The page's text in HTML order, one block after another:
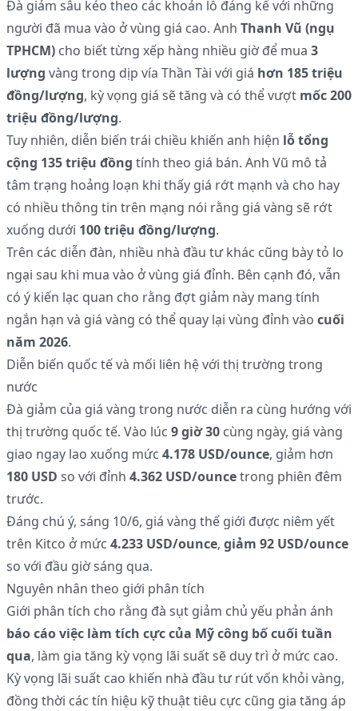
Đà giảm sâu kéo theo các khoản lỗ đáng kể với những
người đã mua vào ở vùng giá cao. Anh Thanh Vũ (ngụ
TPHCM) cho biết từng xếp hàng nhiều giờ để mua 3
lượng vàng trong dịp vía Thần Tài với giá hơn 185 triệu
đồng/lượng, kỳ vọng giá sẽ tăng và có thể vượt mốc 200
triệu đồng/lượng.
Tuy nhiên, diễn biến trái chiều khiến anh hiện lỗ tổng
cộng 135 triệu đồng tính theo giá bán. Anh Vũ mô tả
tâm trạng hoảng loạn khi thấy giá rớt mạnh và cho hay
có nhiều thông tin trên mạng nói rằng giá vàng sẽ rớt
xuống dưới 100 triệu đồng/lượng.
Trên các diễn đàn, nhiều nhà đầu tư khác cũng bày tỏ lo
ngại sau khi mua vào ở vùng giá đỉnh. Bên cạnh đó, vẫn
có ý kiến lạc quan cho rằng đợt giảm này mang tính
ngắn hạn và giá vàng có thể quay lại vùng đỉnh vào cuối
năm 2026.
Diễn biến quốc tế và mối liên hệ với thị trường trong
nước
Đà giảm của giá vàng trong nước diễn ra cùng hướng với
thị trường quốc tế. Vào lúc 9 giờ 30 cùng ngày, giá vàng
giao ngay lao xuống mức 4.178 USD/ounce, giảm hơn
180 USD so với đỉnh 4.362 USD/ouncetrong phiên đêm
trước.
Đáng chú ý, sáng 10/6, giá vàng thế giới được niêm yết
trên Kitco ở mức 4.233 USD/ounce, giảm 92 USD/ounce
so với đầu giờ sáng qua.
Nguyên nhân theo giới phân tích
Giới phân tích cho rằng đà sụt giảm chủ yếu phản ánh
báo cáo việc làm tích cực của Mỹ công bố cuối tuần
qua, làm gia tăng kỳ vọng lãi suất sẽ duy trì ở mức cao.
Kỳ vọng lãi suất cao khiến nhà đầu tư rút vốn khỏi vàng,
đồng thời các tín hiệu kỹ thuật tiêu cực cũng gia tăng áp